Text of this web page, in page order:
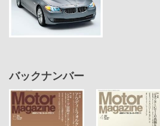
バックナンバー